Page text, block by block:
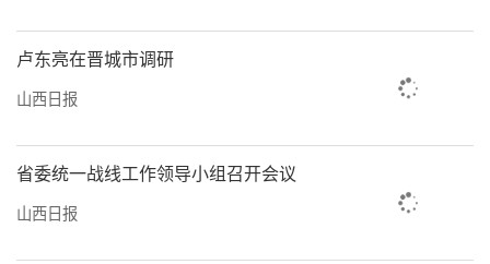
卢东亮在晋城市调研
山西日报
省委统一战线工作领导小组召开会议
山西日报